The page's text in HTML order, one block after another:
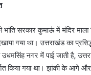
भांति सरकार कुमाऊं में मंदिर
गया था। उत्तराखंड का
उधमसिंह नगर में पाई जाती है,
किया गया था। झांकी के आगे